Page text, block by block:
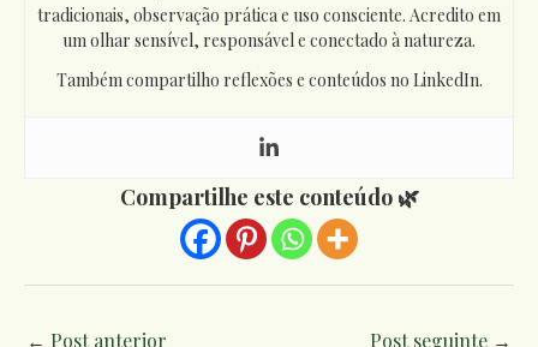
tradicionais, observação prática e uso consciente. Acredito em
um olhar sensível, responsável e conectado à natureza.
Também compartilho reflexões e conteúdos no LinkedIn.
Compartilhe este conteúdo 🌿
← Post anterior Post seguinte →